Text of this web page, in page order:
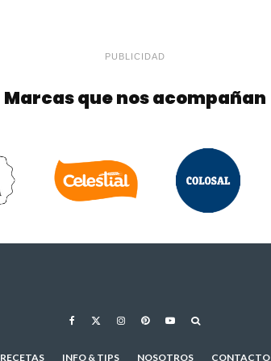
PUBLICIDAD
Marcas que nos acompañan
RECETAS INFO & TIPS NOSOTROS CONTACTO